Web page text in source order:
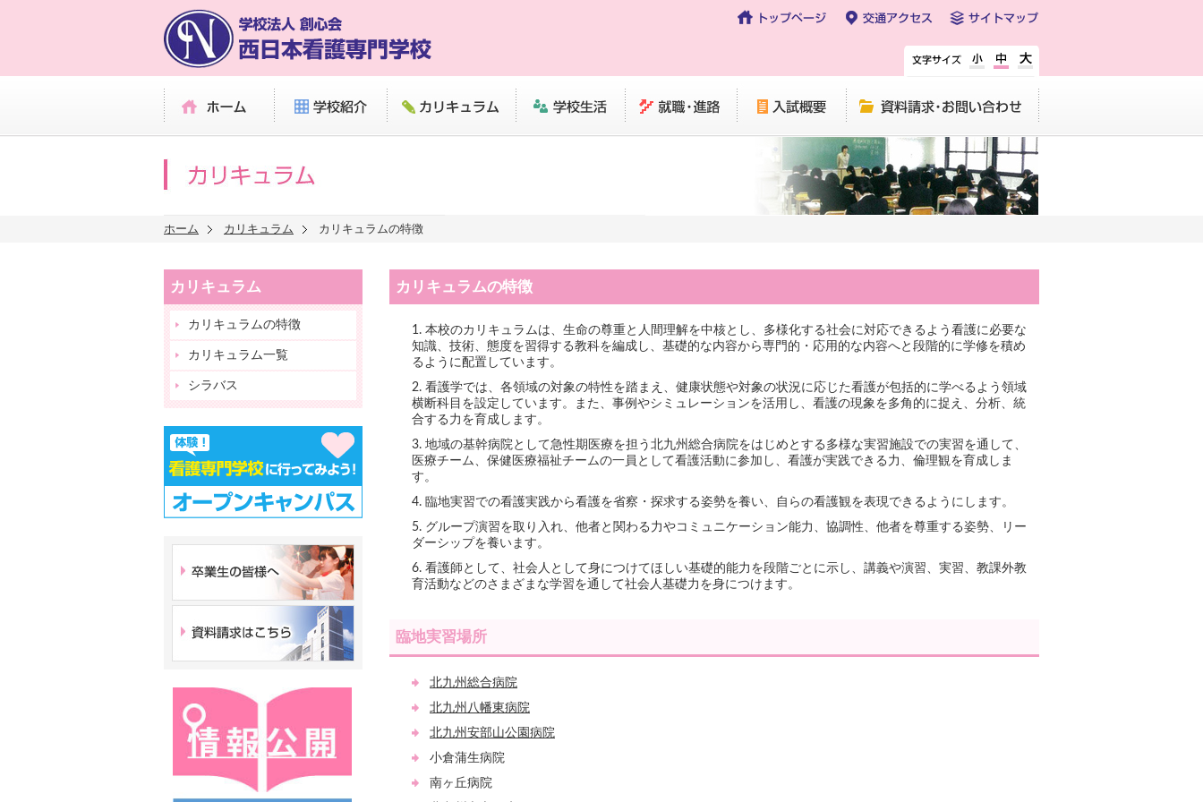
学校法人 創心会 西日本看護専門学校
入試概要 資料請求・お問い合わせ
ホーム カリキュラム カリキュラムの特徴
カリキュラムの特徴
本校のカリキュラムは、生命の尊重と人間理解を中核とし、多様化する社会に対応できるよう看護に必要な
知識、技術、態度を習得する教科を編成し、基礎的な内容から専門的・応用的な内容へと段階的に学修を積め
るように配置しています。
看護学では、各領域の対象の特性を踏まえ、健康状態や対象の状況に応じた看護が包括的に学べるよう領域
横断科目を設定しています。また、事例やシミュレーションを活用し、看護の現象を多角的に捉え、分析、統
合する力を育成します。
地域の基幹病院として急性期医療を担う北九州総合病院をはじめとする多様な実習施設での実習を通して、
医療チーム、保健医療福祉チームの一員として看護活動に参加し、看護が実践できる力、倫理観を育成しま
す。
臨地実習での看護実践から看護を省察・探求する姿勢を養い、自らの看護観を表現できるようにします。
グループ演習を取り入れ、他者と関わる力やコミュニケーション能力、協調性、他者を尊重する姿勢、リー
ダーシップを養います。
看護師として、社会人として身につけてほしい基礎的能力を段階ごとに示し、講義や演習、実習、教課外教
育活動などのさまざまな学習を通して社会人基礎力を身につけます。
臨地実習場所
北九州総合病院
北九州八幡東病院
北九州安部山公園病院
小倉蒲生病院
南ヶ丘病院
カリキュラム
カリキュラムの特徴
カリキュラム一覧
シラバス